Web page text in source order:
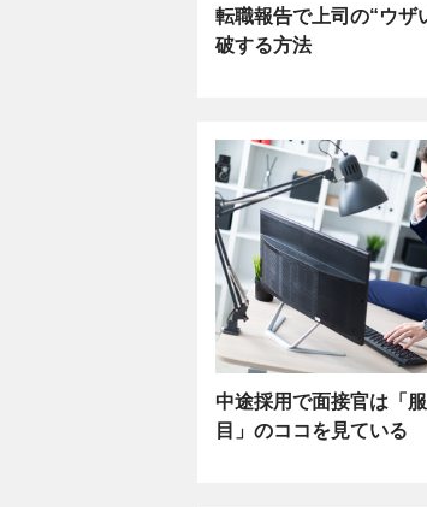
転職報告で上司の“ウザ
破する方法
中途採用で面接官は「
目」のココを見ている